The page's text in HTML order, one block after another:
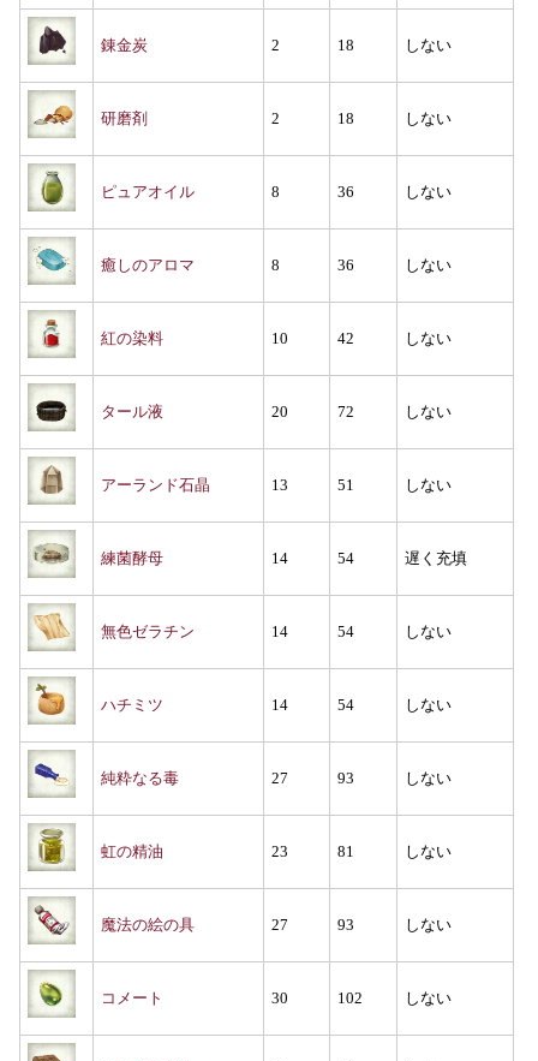
錬金炭 2 18 しない
研磨剤 2 18 しない
ピュアオイル 8 36 しない
癒しのアロマ 8 36 しない
紅の染料 10 42 しない
タール液 20 72 しない
アーランド石晶 13 51 しない
練菌酵母 14 54 遅く充填
無色ゼラチン 14 54 しない
ハチミツ 14 54 しない
純粋なる毒 27 93 しない
虹の精油 23 81 しない
魔法の絵の具 27 93 しない
コメート 30 102 しない